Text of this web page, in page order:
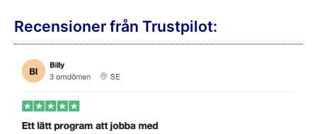
Recensioner från Trustpilot: